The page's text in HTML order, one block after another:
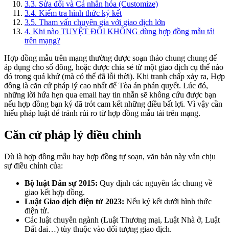
3.3. Sửa đổi và Cá nhân hóa (Customize)
3.4. Kiểm tra hình thức ký kết
3.5. Tham vấn chuyên gia với giao dịch lớn
4. Khi nào TUYỆT ĐỐI KHÔNG dùng hợp đồng mẫu tải
trên mạng?
Hợp đồng mẫu trên mạng thường được soạn thảo chung chung để
áp dụng cho số đông, hoặc được chia sẻ từ một giao dịch cụ thể nào
đó trong quá khứ (mà có thể đã lỗi thời). Khi tranh chấp xảy ra, Hợp
đồng là căn cứ pháp lý cao nhất để Tòa án phán quyết. Lúc đó,
những lời hứa hẹn qua email hay tin nhắn sẽ không cứu được bạn
nếu hợp đồng bạn ký đã trót cam kết những điều bất lợi. Vì vậy cần
hiểu pháp luật để tránh rủi ro từ hợp đồng mẫu tải trên mạng.
Căn cứ pháp lý điều chỉnh
Dù là hợp đồng mẫu hay hợp đồng tự soạn, văn bản này vẫn chịu
sự điều chỉnh của:
Bộ luật Dân sự 2015: Quy định các nguyên tắc chung về
giao kết hợp đồng.
Luật Giao dịch điện tử 2023: Nếu ký kết dưới hình thức
điện tử.
Các luật chuyên ngành (Luật Thương mại, Luật Nhà ở, Luật
Đất đai…) tùy thuộc vào đối tượng giao dịch.